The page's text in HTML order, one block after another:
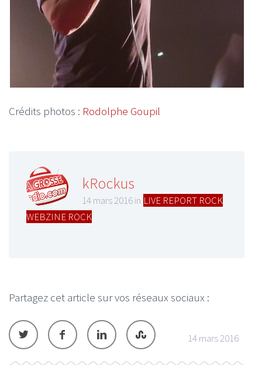
Crédits photos : Rodolphe Goupil
kRockus
14 mars 2016 in LIVE REPORT ROCK
WEBZINE ROCK
Partagez cet article sur vos réseaux sociaux :
14 mars 2016